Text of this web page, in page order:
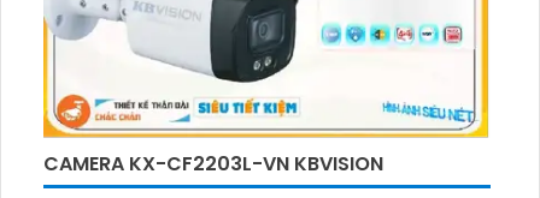
CAMERA KX-CF2203L-VN KBVISION